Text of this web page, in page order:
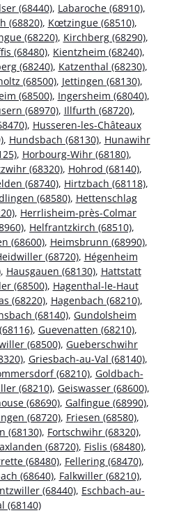
(68440), Labaroche (68910),
(68820), Kœtzingue (68510),
(68220), Kirchberg (68290),
(68480), Kientzheim (68240),
(68240), Katzenthal (68230),
(68500), Jettingen (68130),
(68500), Ingersheim (68040),
(68970), Illfurth (68720),
, Husseren-les-Châteaux
, Hundsbach (68130), Hunawihr
, Horbourg-Wihr (68180),
(68320), Hohrod (68140),
(68740), Hirtzbach (68118),
(68580), Hettenschlag
, Herrlisheim-près-Colmar
, Helfrantzkirch (68510),
(68600), Heimsbrunn (68990),
(68720), Hégenheim
, Hausgauen (68130), Hattstatt
(68500), Hagenthal-le-Haut
(68220), Hagenbach (68210),
(68140), Gundolsheim
, Guevenatten (68210),
(68500), Gueberschwihr
, Griesbach-au-Val (68140),
(68210), Goldbach-
(68210), Geiswasser (68600),
(68690), Galfingue (68990),
(68720), Friesen (68580),
(68130), Fortschwihr (68320),
(68720), Fislis (68480),
(68480), Fellering (68470),
(68640), Falkwiller (68210),
(68440), Eschbach-au-
(68140)